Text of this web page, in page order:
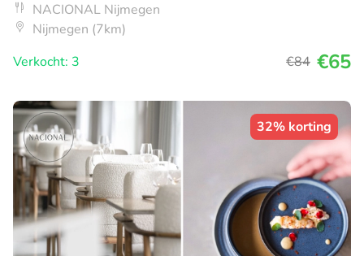
NACIONAL Nijmegen
Nijmegen (7km)
Verkocht: 3
€84 €65
32% korting